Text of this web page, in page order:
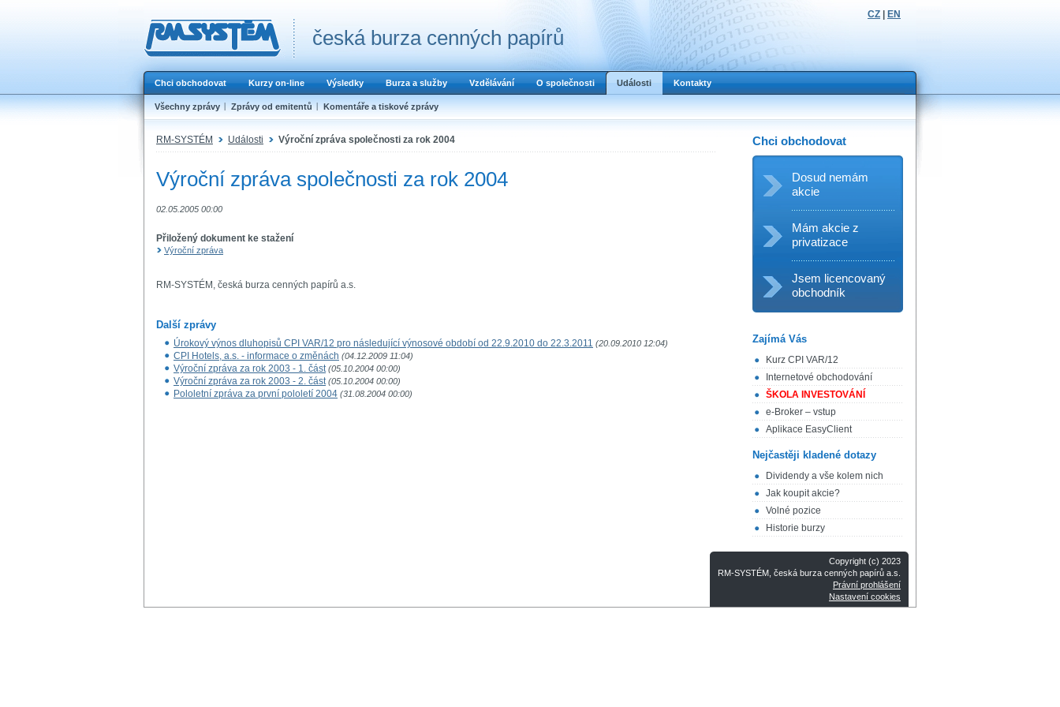
česká burza cenných papírů
CZ EN
Chci obchodovat Kurzy on-line Výsledky Burza a služby Vzdělávání O společnosti Události Kontakty
Všechny zprávy Zprávy od emitentů Komentáře a tiskové zprávy
RM-SYSTÉM Události Výroční zpráva společnosti za rok 2004
Výroční zpráva společnosti za rok 2004
02.05.2005 00:00
Přiložený dokument ke stažení
Výroční zpráva
RM-SYSTÉM, česká burza cenných papírů a.s.
Další zprávy
Úrokový výnos dluhopisů CPI VAR/12 pro následující výnosové období od 22.9.2010 do 22.3.2011 (20.09.2010 12:04)
CPI Hotels, a.s. - informace o změnách (04.12.2009 11:04)
Výroční zpráva za rok 2003 - 1. část (05.10.2004 00:00)
Výroční zpráva za rok 2003 - 2. část (05.10.2004 00:00)
Pololetní zpráva za první pololetí 2004 (31.08.2004 00:00)
Chci obchodovat
Dosud nemám
akcie
Mám akcie z
privatizace
Jsem licencovaný
obchodník
Zajímá Vás
Kurz CPI VAR/12
Internetové obchodování
ŠKOLA INVESTOVÁNÍ
e-Broker – vstup
Aplikace EasyClient
Nejčastěji kladené dotazy
Dividendy a vše kolem nich
Jak koupit akcie?
Volné pozice
Historie burzy
Copyright (c) 2023
RM-SYSTÉM, česká burza cenných papírů a.s.
Právní prohlášení
Nastavení cookies